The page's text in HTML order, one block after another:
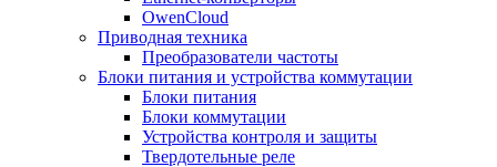
OwenCloud
Приводная техника
Преобразователи частоты
Блоки питания и устройства коммутации
Блоки питания
Блоки коммутации
Устройства контроля и защиты
Твердотельные реле